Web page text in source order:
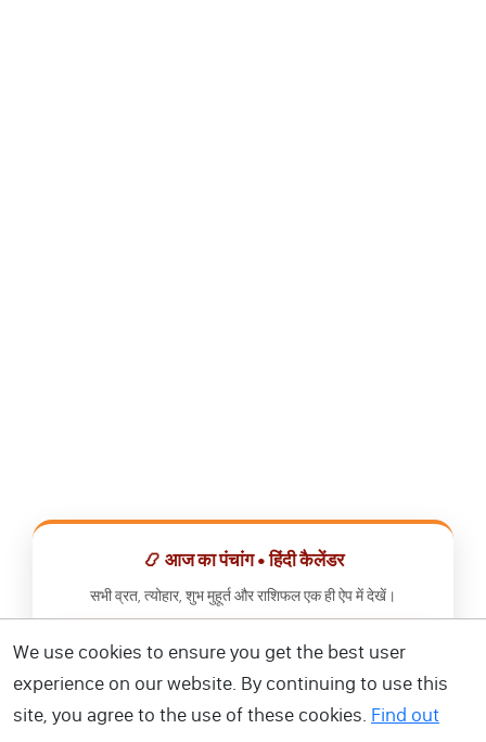
📿 आज का पंचांग • हिंदी कैलेंडर
सभी व्रत, त्योहार, शुभ मुहूर्त और राशिफल एक ही ऐप में देखें।
📅 हिंदी कैलेंडर ऐप डाउनलोड करें
We use cookies to ensure you get the best user
experience on our website. By continuing to use this
site, you agree to the use of these cookies. Find out